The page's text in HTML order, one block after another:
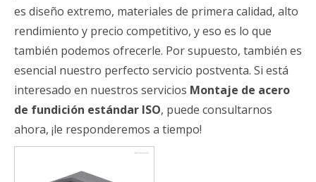
es diseño extremo, materiales de primera calidad, alto
rendimiento y precio competitivo, y eso es lo que
también podemos ofrecerle. Por supuesto, también es
esencial nuestro perfecto servicio postventa. Si está
interesado en nuestros servicios Montaje de acero
de fundición estándar ISO, puede consultarnos
ahora, ¡le responderemos a tiempo!